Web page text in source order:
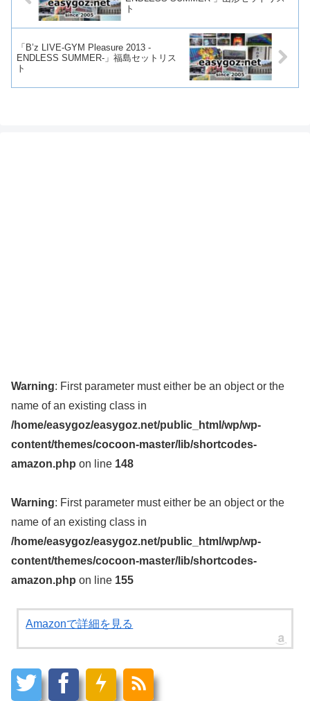
ト
「B’z LIVE-GYM Pleasure 2013 -
ENDLESS SUMMER-」福島セットリス
ト
Warning: First parameter must either be an object or the
name of an existing class in
/home/easygoz/easygoz.net/public_html/wp/wp-
content/themes/cocoon-master/lib/shortcodes-
amazon.php on line 148
Warning: First parameter must either be an object or the
name of an existing class in
/home/easygoz/easygoz.net/public_html/wp/wp-
content/themes/cocoon-master/lib/shortcodes-
amazon.php on line 155
Amazonで詳細を見る